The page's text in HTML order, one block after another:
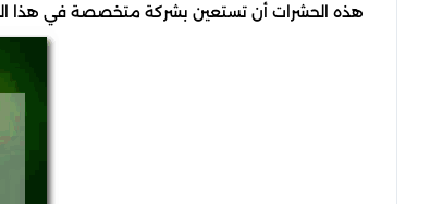
هذه الحشرات أن تستعين بشركة متخصصة في هذا